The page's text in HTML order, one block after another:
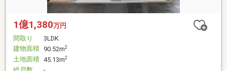
1億1,380万円
間取り
3LDK
建物面積 90.52m2
土地面積 45.13m2